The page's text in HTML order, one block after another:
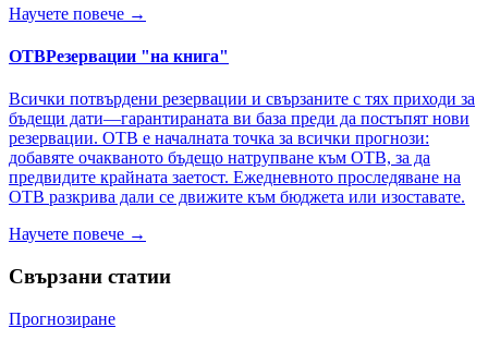
Научете повече →
OTBРезервации "на книга"
Всички потвърдени резервации и свързаните с тях приходи за
бъдещи дати—гарантираната ви база преди да постъпят нови
резервации. OTB е началната точка за всички прогнози:
добавяте очакваното бъдещо натрупване към OTB, за да
предвидите крайната заетост. Ежедневното проследяване на
OTB разкрива дали се движите към бюджета или изоставате.
Научете повече →
Свързани статии
Прогнозиране